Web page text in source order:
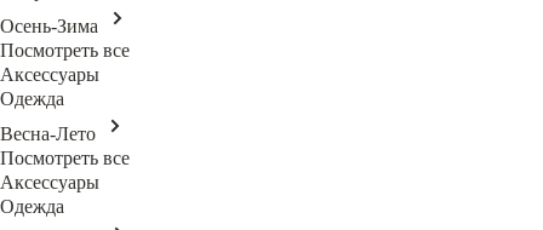
Осень-Зима
Посмотреть все
Аксессуары
Одежда
Весна-Лето
Посмотреть все
Аксессуары
Одежда